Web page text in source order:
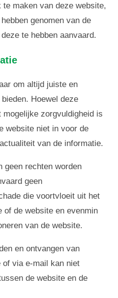
maken van deze website,
genomen van de
te hebben aanvaard.
om altijd juiste en
Hoewel deze
zorgvuldigheid is
website niet in voor de
van de informatie.
geen rechten worden
geen
die voortvloeit uit het
of de website en evenmin
van de website.
en ontvangen van
of via e-mail kan niet
de website en de